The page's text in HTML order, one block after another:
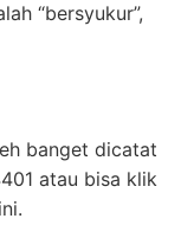
“bersyukur”,
banget dicatat
atau bisa klik